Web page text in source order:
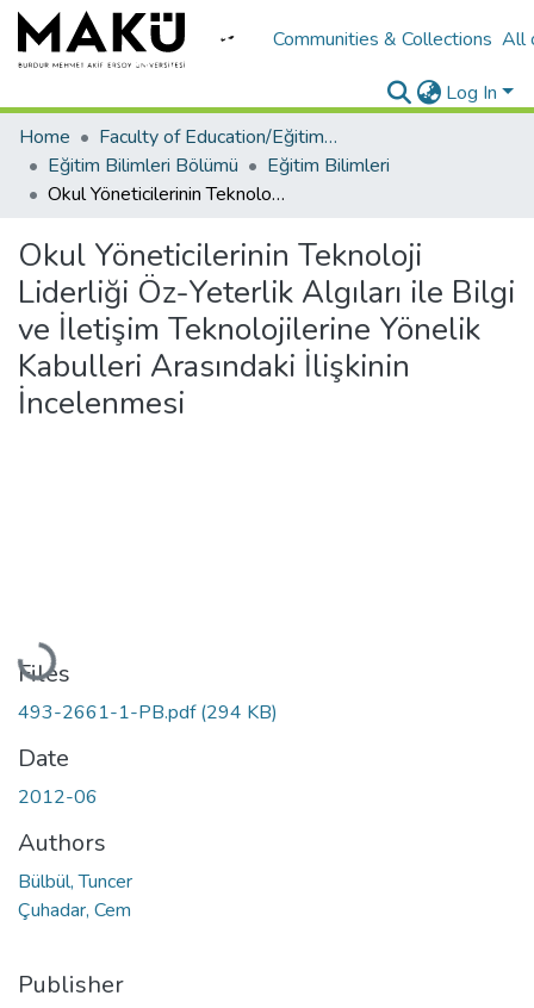
Communities & Collections All
Log In
Home
Faculty of Education/Eğitim Fakültesi
Eğitim Bilimleri Bölümü
Eğitim Bilimleri
Okul Yöneticilerinin Teknoloji Liderliği Öz-Yeterlik Algıları ile Bilgi ve İletişim Teknolojilerine Yönelik Kabulleri Arasındaki İlişkinin İncelenmesi
Okul Yöneticilerinin Teknoloji
Liderliği Öz-Yeterlik Algıları ile Bilgi
ve İletişim Teknolojilerine Yönelik
Kabulleri Arasındaki İlişkinin
İncelenmesi
Loading...
Files
493-2661-1-PB.pdf(294 KB)
Date
2012-06
Authors
Bülbül, Tuncer
Çuhadar, Cem
Publisher